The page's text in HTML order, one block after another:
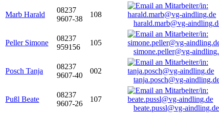
Marb Harald
08237
9607-38
108
harald.marb@vg-
Peller Simone
08237
959156
105
simone.peller@vg-
Posch Tanja
08237
9607-40
002
tanja.posch@vg-
Pußl Beate
08237
9607-26
107
beate.pussl@vg-aindling.de